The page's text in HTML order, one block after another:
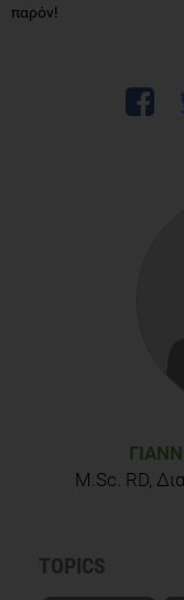
παρόν!
M.Sc. RD,
TOPICS